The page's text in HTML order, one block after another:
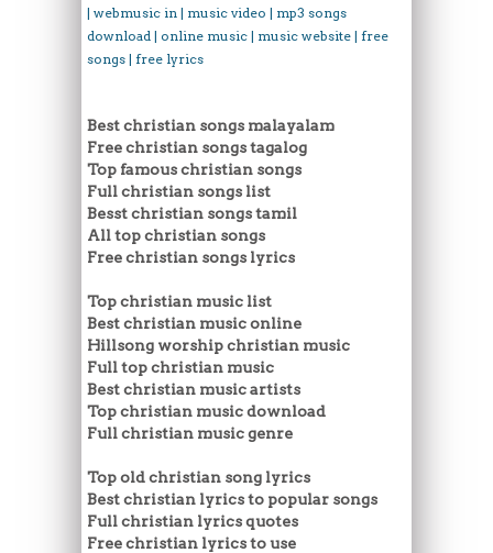
| webmusic in | music video | mp3 songs
download | online music | music website | free
songs | free lyrics
Best christian songs malayalam
Free christian songs tagalog
Top famous christian songs
Full christian songs list
Besst christian songs tamil
All top christian songs
Free christian songs lyrics
Top christian music list
Best christian music online
Hillsong worship christian music
Full top christian music
Best christian music artists
Top christian music download
Full christian music genre
Top old christian song lyrics
Best christian lyrics to popular songs
Full christian lyrics quotes
Free christian lyrics to use